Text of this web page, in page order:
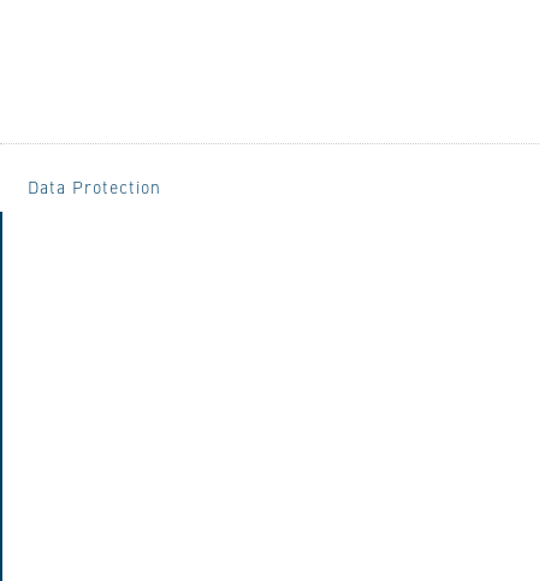
Data Protection